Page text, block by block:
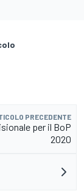
PRECEDENTE
per il BoP
2020